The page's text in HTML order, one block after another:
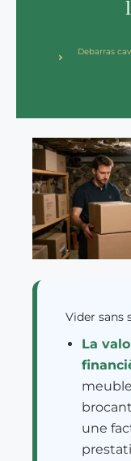
Debarras
Vider sans
La
une